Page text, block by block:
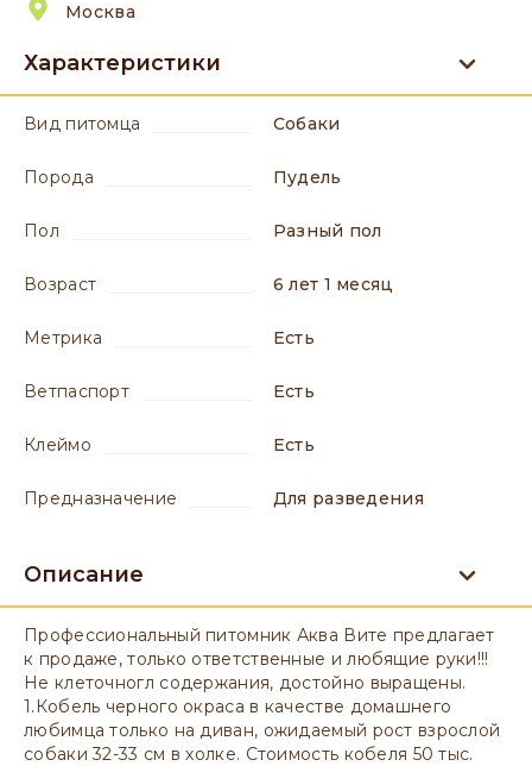
Москва
Характеристики
вид питомца Собаки
порода Пудель
пол разный пол
возраст 6 лет 1 месяц
метрика есть
ветпаспорт есть
клеймо есть
предназначение для разведения
Описание
Профессиональный питомник Аква Вите предлагает
к продаже, только ответственные и любящие руки!!!
Не клеточногл содержания, достойно выращены.
1.Кобель черного окраса в качестве домашнего
любимца только на диван, ожидаемый рост взрослой
собаки 32-33 см в холке. Стоимость кобеля 50 тыс.